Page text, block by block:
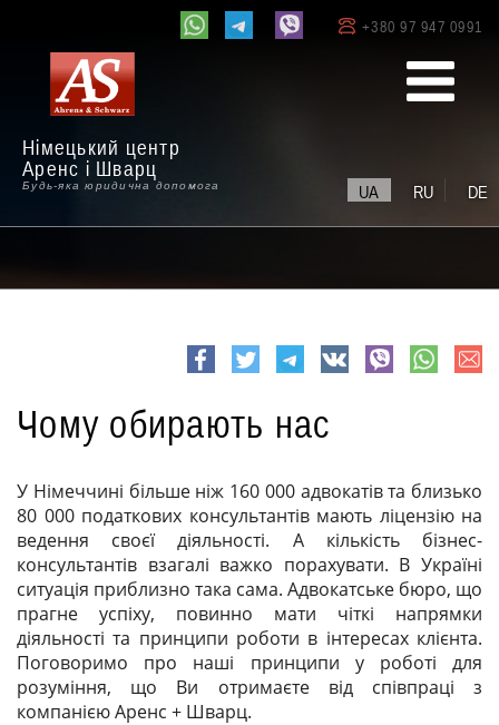
Німецький центр
Аренс і Шварц
Будь-яка юридична допомога
+380 97 947 0991
UA RU DE
Чому обирають нас
У Німеччині більше ніж 160 000 адвокатів та близько
80 000 податкових консультантів мають ліцензію на
ведення своєї діяльності. А кількість бізнес-
консультантів взагалі важко порахувати. В Україні
ситуація приблизно така сама. Адвокатське бюро, що
прагне успіху, повинно мати чіткі напрямки
діяльності та принципи роботи в інтересах клієнта.
Поговоримо про наші принципи у роботі для
розуміння, що Ви отримаєте від співпраці з
компанією Аренс + Шварц.